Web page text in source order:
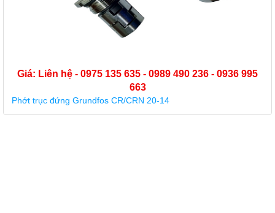
Giá: Liên hệ - 0975 135 635 - 0989 490 236 - 0936 995
663
Phớt trục đứng Grundfos CR/CRN 20-14